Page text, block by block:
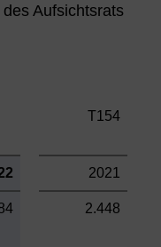
Aufsichtsrats
T154
2021
2.448